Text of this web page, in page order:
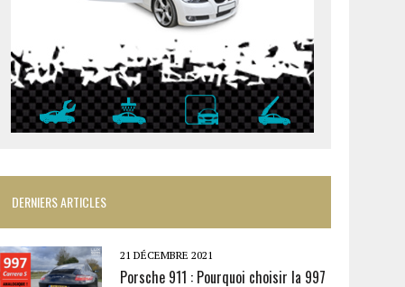
DERNIERS ARTICLES
21 DÉCEMBRE 2021
Porsche 911 : Pourquoi choisir la 997